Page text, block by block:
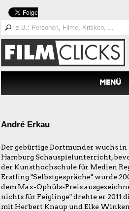
MENÜ
André Erkau
Der gebürtige Dortmunder wuchs in
Hamburg Schauspielunterricht,
der Kunsthochschule für Medien
Erstling "Selbstgespräche" wurde
dem Max-Ophüls-Preis
nichts für Feiglinge" drehte er 2011
mit Herbert Knaup und Elke